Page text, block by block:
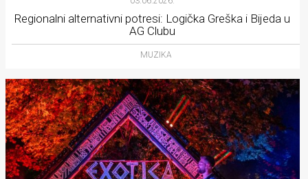
Regionalni alternativni potresi: Logička Greška i Bijeda u
AG Clubu
MUZIKA